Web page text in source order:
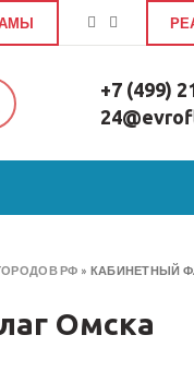
+7 (499)
РФ » КАБИНЕТНЫЙ
Омска